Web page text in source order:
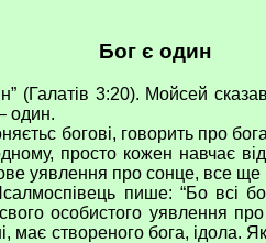
Бог є один
3:20). Мойсей
один.
богові, говорить про
просто кожен навчає
уявлення про сонце, все ще
пише: “Бо всі
особистого уявлення
створеного бога, ідола.